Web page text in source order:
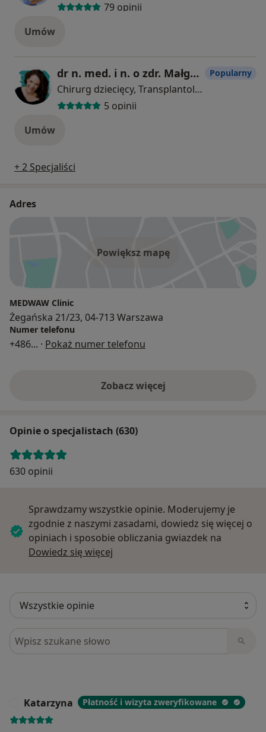
79 opinii
Umów
dr n. med. i n. o zdr. Małgorzata Panek
Chirurg dziecięcy, Transplantolog
5 opinii
Popularny
Umów
+ 2 Specjaliści
Adres
Powiększ mapę
MEDWAW Clinic
Żegańska 21/23, 04-713 Warszawa
Numer telefonu
+486... · Pokaż numer telefonu
Zobacz więcej
Opinie o specjalistach (630)
630 opinii
Sprawdzamy wszystkie opinie. Moderujemy je
zgodnie z naszymi zasadami, dowiedz się więcej o
opiniach i sposobie obliczania gwiazdek na
Dowiedz się więcej
Szukaj w opiniach
Katarzyna Płatność i wizyta zweryfikowane